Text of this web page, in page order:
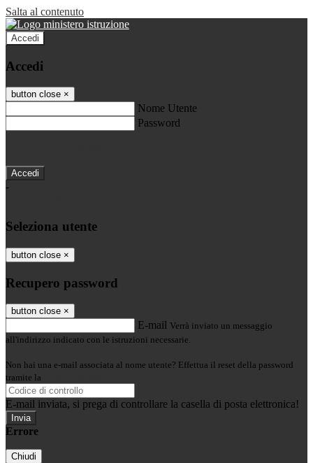
Salta al contenuto
Accedi
Accedi
button close ×
Nome Utente
Password
-
Seleziona utente
button close ×
Recupero password
button close ×
E-mail Verrà inviato un messaggio
all'indirizzo indicato con le istruzioni necessarie.
Non hai una e-mail associata al nome utente? Effettua il reset della password
tramite la
E-mail inviata, si prega di controllare la casella di posta elettronica!
Errore
Chiudi